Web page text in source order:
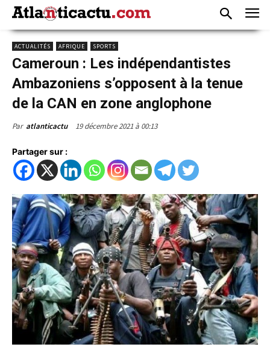
ACTUALITÉS AFRIQUE SPORTS
Cameroun : Les indépendantistes
Ambazoniens s’opposent à la tenue
de la CAN en zone anglophone
Par atlanticactu 19 décembre 2021 à 00:13
Partager sur :